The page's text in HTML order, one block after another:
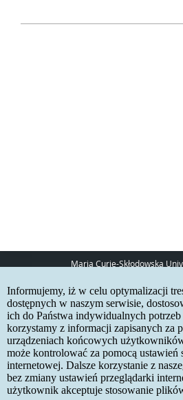
Maria Curie-Skłodowska
20-031 Lublin
www: http://umcs.pl
Internetowa Rekrutacja
IRK 1.21.3 (6bf78478)
site map
accessibility
contact
Informujemy, iż w celu optymalizacji
dostępnych w naszym serwisie,
ich do Państwa indywidualnych potrzeb
korzystamy z informacji zapisanych za
urządzeniach końcowych
może kontrolować za pomocą ustawień
internetowej. Dalsze korzystanie z
bez zmiany ustawień przeglądarki
użytkownik akceptuje stosowanie